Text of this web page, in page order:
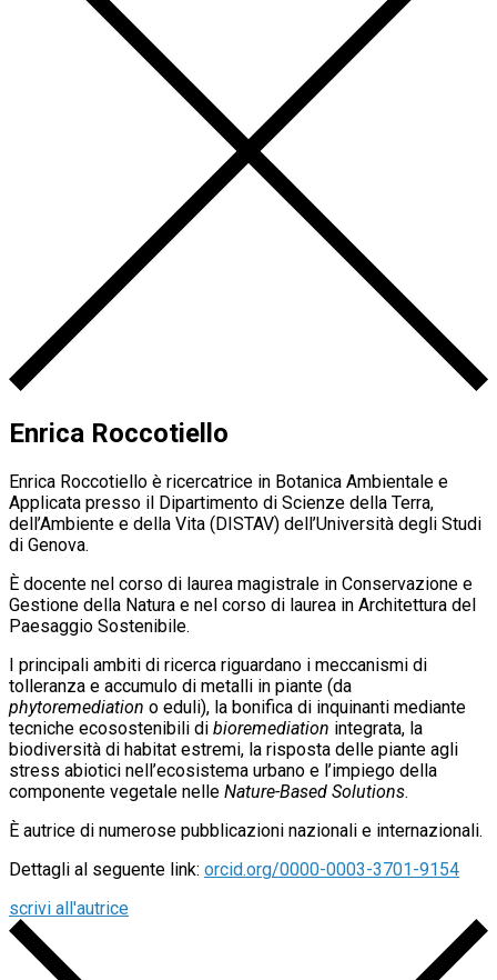
Enrica Roccotiello
Enrica Roccotiello è ricercatrice in Botanica Ambientale e
Applicata presso il Dipartimento di Scienze della Terra,
dell’Ambiente e della Vita (DISTAV) dell’Università degli Studi
di Genova.
È docente nel corso di laurea magistrale in Conservazione e
Gestione della Natura e nel corso di laurea in Architettura del
Paesaggio Sostenibile.
I principali ambiti di ricerca riguardano i meccanismi di
tolleranza e accumulo di metalli in piante (da
phytoremediation o eduli), la bonifica di inquinanti mediante
tecniche ecosostenibili di bioremediation integrata, la
biodiversità di habitat estremi, la risposta delle piante agli
stress abiotici nell’ecosistema urbano e l’impiego della
componente vegetale nelle Nature-Based Solutions.
È autrice di numerose pubblicazioni nazionali e internazionali.
Dettagli al seguente link: orcid.org/0000-0003-3701-9154
scrivi all'autrice